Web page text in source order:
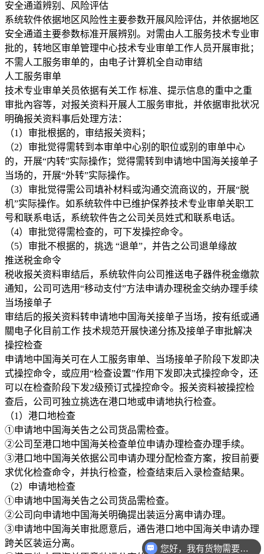
安全通道辨别、风险评估
系统软件依据地区风险性主要参数开展风险评估，并依据地区
安全通道主要参数标准开展辨别。对需由人工服务技术专业审
批的，转地区审单管理中心技术专业审单工作人员开展审批；
不需人工服务审单的，由电子计算机全自动审结
人工服务审单
技术专业审单关员依据有关工作 标准、提示信息的重中之重
审批內容等，对报关资料开展人工服务审批，并依据审批状况
明确报关资料事后处理方法：
（1）审批根据的，审结报关资料；
（2）审批觉得需转到本审单中心别的职位或别的审单中心
的，开展“内转”实际操作；觉得需转到申请地中国海关接单子
当场的，开展“外转”实际操作。
（3）审批觉得需公司填补材料或沟通交流商议的，开展“脱
机”实际操作。如系统软件中已维护保养技术专业审单关职工
号和联系电话，系统软件告之公司关员姓式和联系电话。
（4）审批觉得需检查的，可下发操控命令。
（5）审批不根据的，挑选 “退单”，并告之公司退单缘故
推送税金命令
税收报关资料审结后，系统软件向公司推送电子器件税金缴款
通知，公司可选用“移动支付”方法申请办理税金交纳办理手续
当场接单子
审结后的报关资料转申请地中国海关接单子当场，按有纸或通
關电子化目前工作 技术规范开展快递分拣及接单子审批解决
操控检查
申请地中国海关可在人工服务审单、当场接单子阶段下发即决
式操控命令，或应用“检查设置”作用下发即决式操控命令，还
可以在检查阶段下发2级预订式操控命令。报关资料被操控检
查后，公司可独立挑选在港口地或申请地执行检查。
（1）港口地检查
①申请地中国海关告之公司货品需检查。
②公司至港口地中国海关检查单位申请办理检查办理手续。
③港口地中国海关依据公司申请办理分配检查方案，按目前要
求优化检查命令，并执行检查，检查结束后入录检查結果。
（2）申请地检查
①申请地中国海关告之公司货品需检查。
②公司向申请地中国海关明确提出装运分离申请办理。
③申请地中国海关审批愿意后，通告港口地中国海关申请办理
跨关区装运分离。
您好，我有货物需要你们的产品。